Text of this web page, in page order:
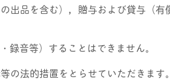
出品を含む），贈与および貸与（有
音等）することはできません。
の法的措置をとらせていただきま